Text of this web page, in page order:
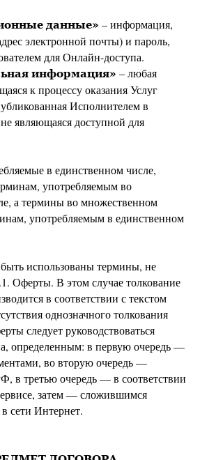
данные» – информация,
электронной почты) и пароль,
для Онлайн-доступа.
информация» – любая
к процессу оказания Услуг
Исполнителем в
являющаяся доступной для
в единственном числе,
употребляемым во
а термины во множественном
употребляемым в единственном
использованы термины, не
Оферты. В этом случае толкование
в соответствии с текстом
однозначного толкования
следует руководствоваться
определенным: в первую очередь —
во вторую очередь —
в третью очередь — в соответствии
затем — сложившимся
сети Интернет.